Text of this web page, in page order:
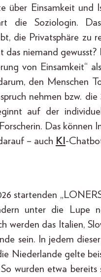
über Einsamkeit und
die Soziologin.
die Privatsphäre zu
das niemand
von Einsamkeit“
den Menschen
nehmen bzw.
auf der
Das können
– auch KI -
startenden
unter die Lupe
werden das Italien,
sein. In jedem
Niederlande gelte
wurden etwa